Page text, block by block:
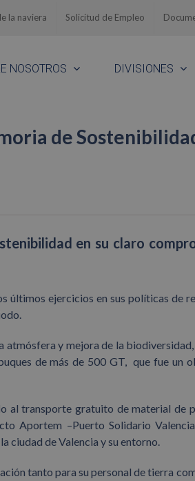
la naviera Solicitud de Empleo
NOSOTROS DIVISIONES
de
en su claro
últimos ejercicios en sus políticas de
atmósfera y mejora de la
de más de 500 GT, que fue un
al transporte gratuito de material de
Aportem –Puerto Solidario
ciudad de Valencia y su entorno.
tanto para su personal de tierra